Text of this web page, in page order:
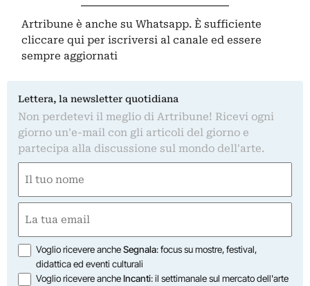
Artribune è anche su Whatsapp. È sufficiente
cliccare qui per iscriversi al canale ed essere
sempre aggiornati
Lettera, la newsletter quotidiana
Non perdetevi il meglio di Artribune! Ricevi ogni
giorno un'e-mail con gli articoli del giorno e
partecipa alla discussione sul mondo dell'arte.
(Required)
First
(Required)
Opzioni
Voglio ricevere ancheSegnala: focus su mostre, festival,
didattica ed eventi culturali
Voglio ricevere ancheIncanti: il settimanale sul mercato dell'arte